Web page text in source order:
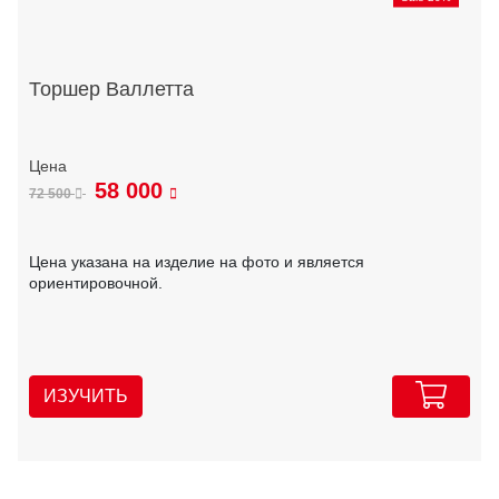
Торшер Валлетта
72 500 58 000
Цена указана на изделие на фото и является
ориентировочной.
ИЗУЧИТЬ